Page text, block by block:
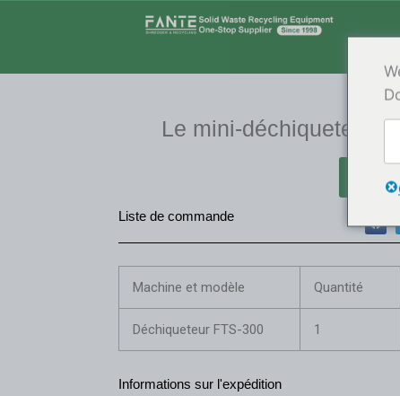
Le mini-déchiqueteur
c
e
b
o
Liste de commande
Machine et modèle Quantité
Déchiqueteur FTS-300 1
Informations sur l'expédition